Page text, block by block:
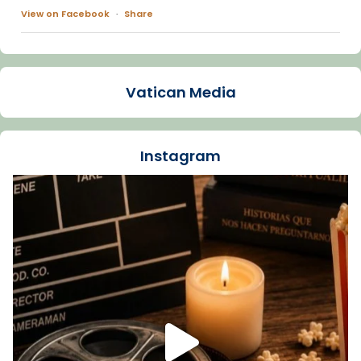
View on Facebook · Share
Arquebisbat de Barcelona
La Carmina va patir depressió. Fa gairebé
dos mesos, a l'Estadi Lluís Companys, la
Recupera l'entrevista comp
Vatican
tican News 👇
www.vaticannews.va/es/iglesia/news/2026-
07/carmina-historia-depresion-papa-viaje-
espana-testimoni...
Foto
View on Facebook · Share
Vatican Media
Instagram